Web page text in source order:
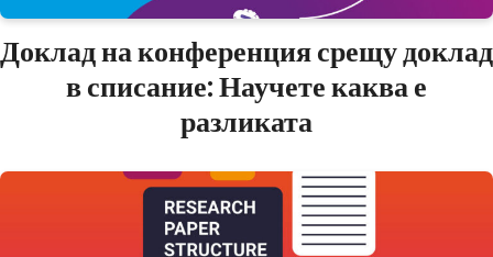
Доклад на конференция срещу доклад
в списание: Научете каква е
разликата